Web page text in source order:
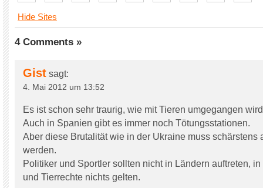
Hide Sites
4 Comments »
Gist sagt:
4. Mai 2012 um 13:52
Es ist schon sehr traurig, wie mit Tieren umgegangen
Auch in Spanien gibt es immer noch Tötungsstationen.
Aber diese Brutalität wie in der Ukraine muss schärstens
werden.
Politiker und Sportler sollten nicht in Ländern auftreten,
und Tierrechte nichts gelten.